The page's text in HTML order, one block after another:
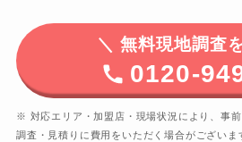
＼ 無料現地調査
0120-
※ 対応エリア・加盟店・現場状況により、事
調査・見積りに費用をいただく場合がございま